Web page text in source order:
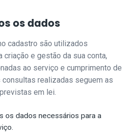
os dados
cadastro são utilizados
criação e gestão da sua conta,
ao serviço e cumprimento de
realizadas seguem as
em lei.
os dados necessários para a